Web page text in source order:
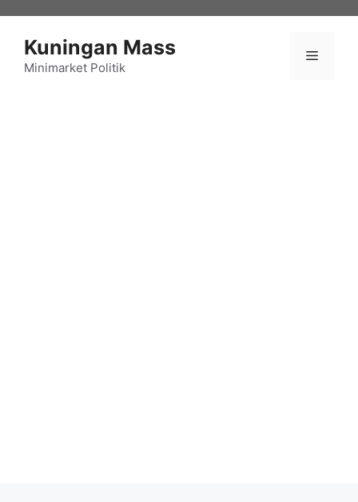
Kuningan Mass
Minimarket Politik
Menu